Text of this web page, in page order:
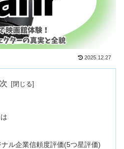
2025.12.27
ル企業信頼度評価(5つ星評価)